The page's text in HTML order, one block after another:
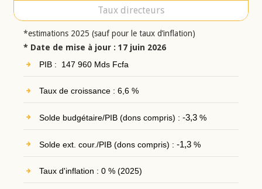
Taux directeurs
*estimations 2025 (sauf pour le taux d’inflation)
* Date de mise à jour : 17 juin 2026
PIB : 147 960 Mds Fcfa
Taux de croissance : 6,6 %
Solde budgétaire/PIB (dons compris) : -3,3%
Solde ext. cour./PIB (dons compris) : -1,3%
Taux d'inflation : 0 % (2025)